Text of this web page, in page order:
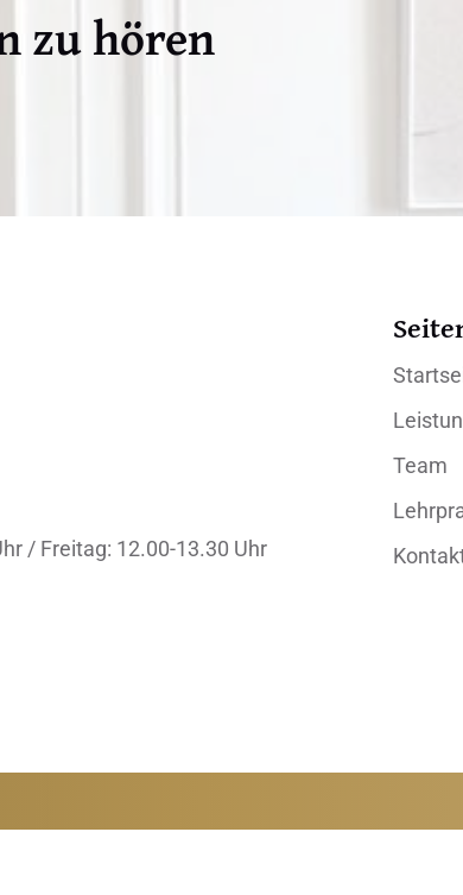
zu hören
/ Freitag: 12.00-13.30 Uhr
Team